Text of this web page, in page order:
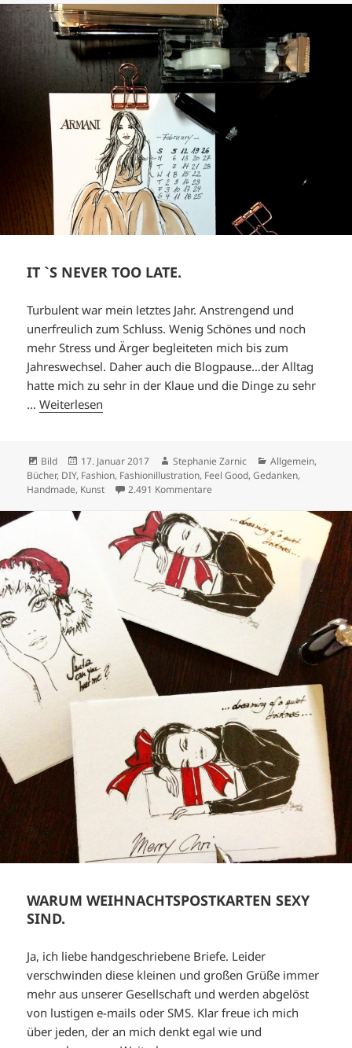
IT `S NEVER TOO LATE.
Turbulent war mein letztes Jahr. Anstrengend und
unerfreulich zum Schluss. Wenig Schönes und noch
mehr Stress und Ärger begleiteten mich bis zum
Jahreswechsel. Daher auch die Blogpause…der Alltag
hatte mich zu sehr in der Klaue und die Dinge zu sehr
…Weiterlesen
Format
Bild
Veröffentlicht
am
17. Januar 2017 Autor
Stephanie Zarnic Kategorien
Allgemein,
Bücher, DIY, Fashion, Fashionillustration, Feel Good,Gedanken,
Handmade, Kunst 2.491 Kommentare
WARUM WEIHNACHTSPOSTKARTEN SEXY
SIND.
Ja, ich liebe handgeschriebene Briefe. Leider
verschwinden diese kleinen und großen Grüße immer
mehr aus unserer Gesellschaft und werden abgelöst
von lustigen e-mails oder SMS. Klar freue ich mich
über jeden, der an mich denkt egal wie und